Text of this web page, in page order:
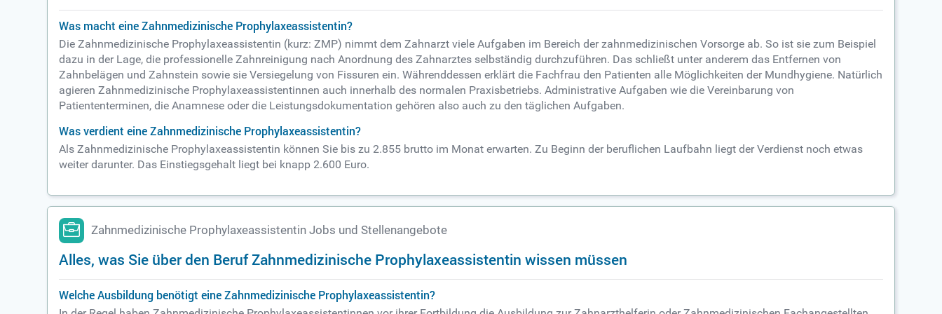
Was macht eine Zahnmedizinische Prophylaxeassistentin?
Die Zahnmedizinische Prophylaxeassistentin (kurz: ZMP) nimmt dem Zahnarzt viele Aufgaben im Bereich der zahnmedizinischen Vorsorge ab. So ist sie zum Beispiel
dazu in der Lage, die professionelle Zahnreinigung nach Anordnung des Zahnarztes selbständig durchzuführen. Das schließt unter anderem das Entfernen von
Zahnbelägen und Zahnstein sowie sie Versiegelung von Fissuren ein. Währenddessen erklärt die Fachfrau den Patienten alle Möglichkeiten der Mundhygiene. Natürlich
agieren Zahnmedizinische Prophylaxeassistentinnen auch innerhalb des normalen Praxisbetriebs. Administrative Aufgaben wie die Vereinbarung von
Patiententerminen, die Anamnese oder die Leistungsdokumentation gehören also auch zu den täglichen Aufgaben.
Was verdient eine Zahnmedizinische Prophylaxeassistentin?
Als Zahnmedizinische Prophylaxeassistentin können Sie bis zu 2.855 brutto im Monat erwarten. Zu Beginn der beruflichen Laufbahn liegt der Verdienst noch etwas
weiter darunter. Das Einstiegsgehalt liegt bei knapp 2.600 Euro.
Zahnmedizinische Prophylaxeassistentin Jobs und Stellenangebote
Alles, was Sie über den Beruf Zahnmedizinische Prophylaxeassistentin wissen müssen
Welche Ausbildung benötigt eine Zahnmedizinische Prophylaxeassistentin?